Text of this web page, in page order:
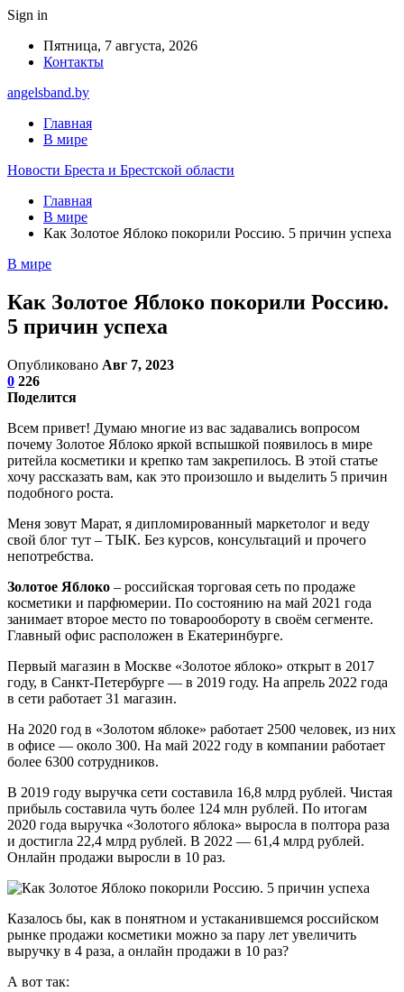
Sign in
Пятница, 7 августа, 2026
Контакты
angelsband.by
Главная
В мире
Новости Бреста и Брестской области
Главная
В мире
Как Золотое Яблоко покорили Россию. 5 причин успеха
В мире
Как Золотое Яблоко покорили Россию.
5 причин успеха
Опубликовано Авг 7, 2023
0 226
Поделится
Всем привет! Думаю многие из вас задавались вопросом
почему Золотое Яблоко яркой вспышкой появилось в мире
ритейла косметики и крепко там закрепилось. В этой статье
хочу рассказать вам, как это произошло и выделить 5 причин
подобного роста.
Меня зовут Марат, я дипломированный маркетолог и веду
свой блог тут – ТЫК. Без курсов, консультаций и прочего
непотребства.
Золотое Яблоко – российская торговая сеть по продаже
косметики и парфюмерии. По состоянию на май 2021 года
занимает второе место по товарообороту в своём сегменте.
Главный офис расположен в Екатеринбурге.
Первый магазин в Москве «Золотое яблоко» открыт в 2017
году, в Санкт-Петербурге — в 2019 году. На апрель 2022 года
в сети работает 31 магазин.
На 2020 год в «Золотом яблоке» работает 2500 человек, из них
в офисе — около 300. На май 2022 году в компании работает
более 6300 сотрудников.
В 2019 году выручка сети составила 16,8 млрд рублей. Чистая
прибыль составила чуть более 124 млн рублей. По итогам
2020 года выручка «Золотого яблока» выросла в полтора раза
и достигла 22,4 млрд рублей. В 2022 — 61,4 млрд рублей.
Онлайн продажи выросли в 10 раз.
Казалось бы, как в понятном и устаканившемся российском
рынке продажи косметики можно за пару лет увеличить
выручку в 4 раза, а онлайн продажи в 10 раз?
А вот так: